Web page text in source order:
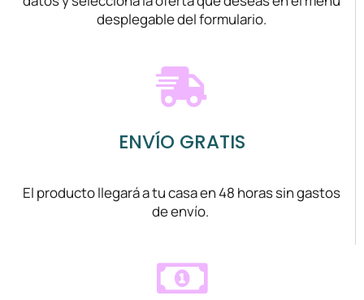
desplegable del formulario.
ENVÍO GRATIS
El producto llegará a tu casa en 48 horas sin gastos
de envío.